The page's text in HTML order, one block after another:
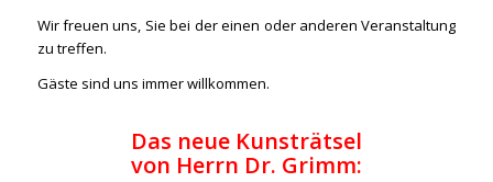
Wir freuen uns, Sie bei der einen oder anderen Veranstaltung
zu treffen.
Gäste sind uns immer willkommen.
Das neue Kunsträtsel
von Herrn Dr. Grimm: